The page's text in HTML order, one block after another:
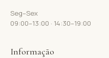
Seg–Sex
09:00–13:00 · 14:30–19:00
Informação